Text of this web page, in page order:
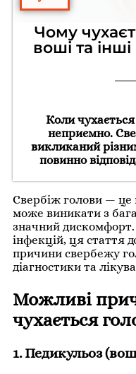
Чому
воші та
Коли
неприємно.
викликаний
повинно
Свербіж голови —
може виникати з
значний дискомфорт.
інфекцій, ця стаття
причини свербежу
діагностики та
Можливі
чухається
1. Педикульоз